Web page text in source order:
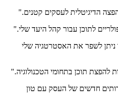
הדיגיטלית לעסקים קטנים."
לתוכן עבור קהל היעד שלי."
לשפר את האסטרטגיה שלי
להפצת תוכן בתחומי הטכנולוגיה."
חדשים של העסק עם טון